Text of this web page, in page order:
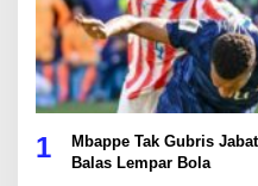
1
Mbappe Tak Gubris
Balas Lempar Bola